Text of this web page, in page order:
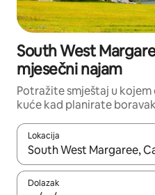
South West
mjesečni najam
Potražite smještaj u
kuće kad planirate
Lokacija
Kada budu dostupni
Dolazak